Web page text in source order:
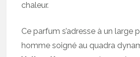
chaleur.
Ce parfum s’adresse à un large
homme soigné au quadra